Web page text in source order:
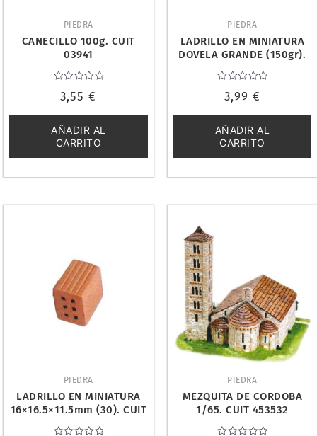
PIEDRA
CANECILLO 100g. CUIT
03941
con
de
5
3,55€
AÑADIR AL
CARRITO
PIEDRA
LADRILLO EN MINIATURA
DOVELA GRANDE (150gr).
CUIT 3940
con
de
5
3,99 €
AÑADIR AL
CARRITO
PIEDRA
LADRILLO EN MINIATURA
16×16.5×11.5mm (30). CUIT
453906
PIEDRA
MEZQUITA DE CORDOBA
1/65. CUIT 453532